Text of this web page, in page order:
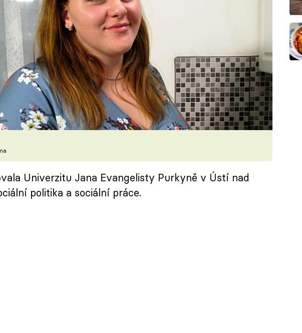
Univerzitu Jana Evangelisty Purkyně v Ústí nad
politika a sociální práce.